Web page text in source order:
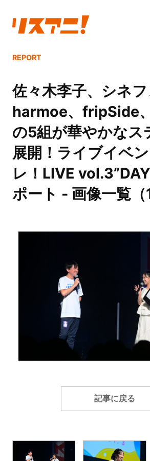
REPORT
佐々木李子、シネフ
harmoe、fripSide
の5組が華やかなス
展開！ライブイベ
レ！LIVE
ポート - 画像一覧（
記事に戻る